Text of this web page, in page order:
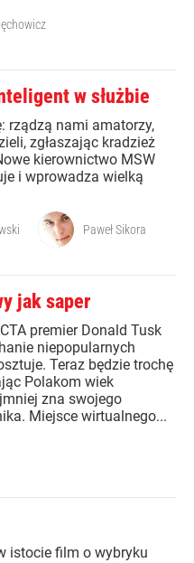
w służbie
rządzą nami amatorzy,
zgłaszając kradzież
kierownictwo MSW
i wprowadza wielką
Paweł Sikora
jak saper
premier Donald Tusk
niepopularnych
Teraz będzie trochę
Polakom wiek
zna swojego
Miejsce wirtualnego...
istocie film o wybryku